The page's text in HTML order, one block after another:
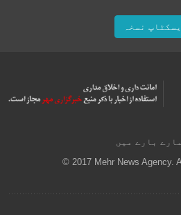
نسخہ
بارے میں
© 2017 Mehr News Agency.